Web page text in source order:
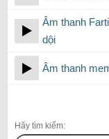
Âm thanh
dội
Âm thanh
Hãy tìm kiếm: